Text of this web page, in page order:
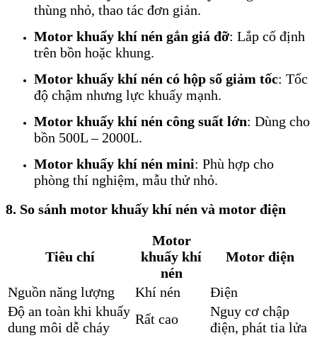
thùng nhỏ, thao tác đơn giản.
Motor khuấy khí nén gắn giá đỡ: Lắp cố định
trên bồn hoặc khung.
Motor khuấy khí nén có hộp số giảm tốc: Tốc
độ chậm nhưng lực khuấy mạnh.
Motor khuấy khí nén công suất lớn: Dùng cho
bồn 500L – 2000L.
Motor khuấy khí nén mini: Phù hợp cho
phòng thí nghiệm, mẫu thử nhỏ.
8. So sánh motor khuấy khí nén và motor điện
Tiêu chí
Motor
khuấy khí
nén
Motor điện
Nguồn năng lượng Khí nén
Điện
Độ an toàn khi khuấy
dung môi dễ cháy
Rất cao
Nguy cơ chập
điện, phát tia lửa